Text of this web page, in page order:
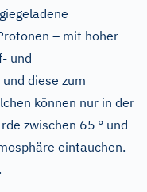
– mit hoher
und
diese zum
können nur in der
zwischen 65 ° und
eintauchen.